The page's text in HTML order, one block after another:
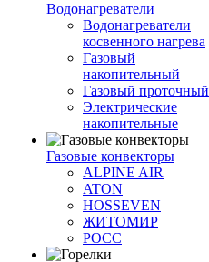
Водонагреватели
Водонагреватели
косвенного нагрева
Газовый
накопительный
Газовый проточный
Электрические
накопительные
Газовые конвекторы
ALPINE AIR
ATON
HOSSEVEN
ЖИТОМИР
РОСС